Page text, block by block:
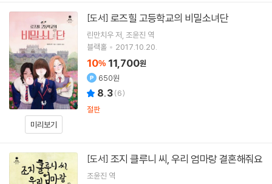
미리보기
[도서] 로즈힐 고등학교의 비밀소녀단
린만치우저 조윤진 역
블랙홀
2017.10.20.
10% 11,700원
650원
8.3(6)
절판
[도서] 조지 클루니 씨, 우리 엄마랑 결혼해줘요
조윤진 역